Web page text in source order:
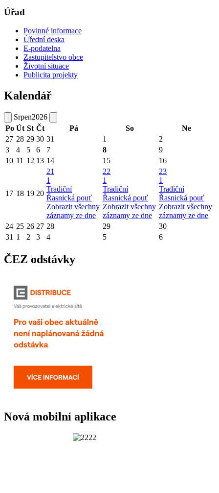
Úřad
Povinné informace
Úřední deska
E-podatelna
Zastupitelstvo obce
Životní situace
Publicita projekty
Kalendář
Srpen2026
Po Út St Čt Pá So
Ne
27 28 29 30 31 1
2
3
4 5 6 7 8
9
10 11 12 13 14 15 16
17 18 19 20
21
1
Tradiční
Řasnická pouť
Zobrazit všechny
záznamy ze dne
22
1
Tradiční
Řasnická pouť
Zobrazit všechny
záznamy ze dne
23
1
Tradiční
Řasnická pouť
Zobrazit všechny
záznamy ze dne
24 25 26 27 28 29
30
31 1 2 3 4 5 6
ČEZ odstávky
Nová mobilní aplikace